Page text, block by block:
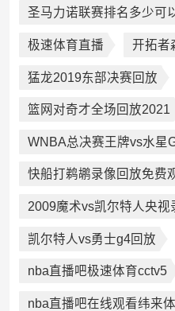
圣马力诺联赛排名多少可
极速体育直播 开拓者
猛龙2019东部决赛回放
篮网对奇才全场回放2021
WNBA总决赛王牌vs水星
快船打鹈鹕录像回放免费
2009魔术vs凯尔特人央视
凯尔特人vs勇士g4回放
nba直播吧极速体育cctv5
nba直播吧在线观看纬来